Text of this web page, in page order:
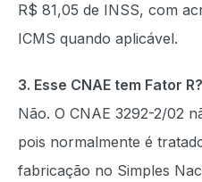
R$ 81,05 de INSS, com
ICMS quando aplicável.
3. Esse CNAE tem Fator R?
Não. O CNAE 3292-2/02
pois normalmente é
fabricação no Simples